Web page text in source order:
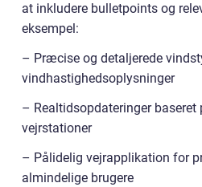
at inkludere bulletpoints og
eksempel:
– Præcise og detaljerede
vindhastighedsoplysninger
– Realtidsopdateringer
vejrstationer
– Pålidelig vejrapplikation for
almindelige brugere